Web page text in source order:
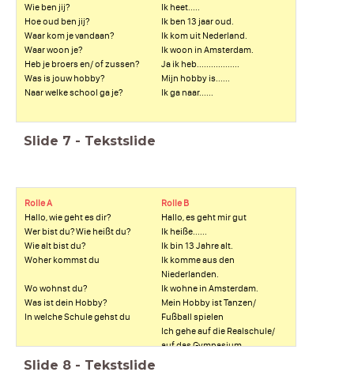
Wie ben jij?
Hoe oud ben jij?
Waar kom je vandaan?
Waar woon je?
Heb je broers en/ of zussen?
Was is jouw hobby?
Naar welke school ga je?
Ik heet.....
Ik ben 13 jaar oud.
Ik kom uit Nederland.
Ik woon in Amsterdam.
Ja ik heb..................
Mijn hobby is......
Ik ga naar......
Slide 7 - Tekstslide
Rolle A
Hallo, wie geht es dir?
Wer bist du? Wie heißt du?
Wie alt bist du?
Woher kommst du
Wo wohnst du?
Was ist dein Hobby?
In welche Schule gehst du
Rolle B
Hallo, es geht mir gut
Ik heiße......
Ik bin 13 Jahre alt.
Ik komme aus den
Niederlanden.
Ik wohne in Amsterdam.
Mein Hobby ist Tanzen/
Fußball spielen
Ich gehe auf die Realschule/
auf das Gymnasium
Slide 8 - Tekstslide